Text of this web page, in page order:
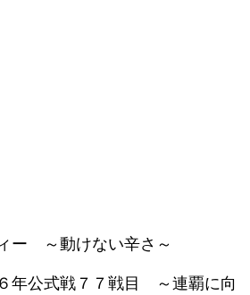
ー ～動けない辛さ～
年公式戦７７戦目 ～連覇に向